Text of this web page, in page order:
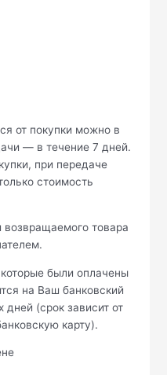
от покупки можно в
— в течение 7 дней.
при передаче
стоимость
возвращаемого товара
были оплачены
на Ваш банковский
(срок зависит от
карту).